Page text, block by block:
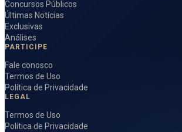
Concursos Públicos
Últimas Notícias
Exclusivas
Análises
PARTICIPE
Fale conosco
Termos de Uso
Política de Privacidade
LEGAL
Termos de Uso
Política de Privacidade